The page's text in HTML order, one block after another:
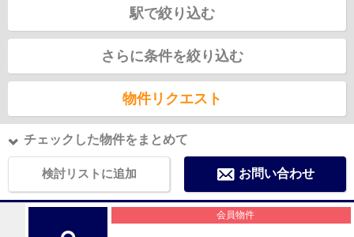
駅で絞り込む
さらに条件を絞り込む
物件リクエスト
チェックした物件をまとめて
検討リストに追加 お問い合わせ
会員物件